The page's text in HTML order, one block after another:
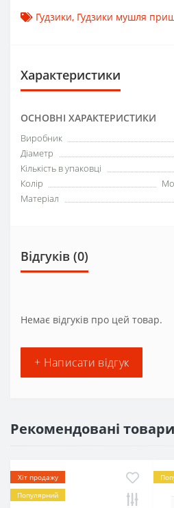
Гудзики, Гудзики мушля
Характеристики
ОСНОВНІ ХАРАКТЕРИСТИКИ
Виробник
Діаметр
Кількість в упаковці
Колір
Матеріал
Відгуків (0)
Немає відгуків про цей товар.
+ Написати відгук
Рекомендовані товари
Хіт продажу
Популярний